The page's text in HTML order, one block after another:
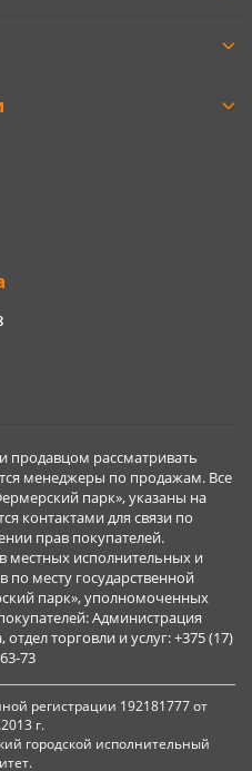
рассматривать
менеджеры по продажам. Все
парк», указаны на
контактами для связи по
прав покупателей.
местных исполнительных и
по месту государственной
парк», уполномоченных
Администрация
торговли и услуг: +375 (17)
73
регистрации 192181777 от
г.
городской исполнительный